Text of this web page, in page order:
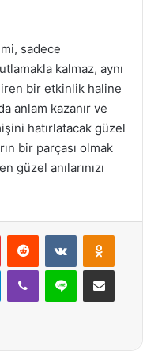
sadece
kalmaz, aynı
bir etkinlik haline
anlam kazanır ve
hatırlatacak güzel
bir parçası olmak
güzel anılarınızı
PinterestReddit VKontakte
TelegramViber Line E-Posta ile